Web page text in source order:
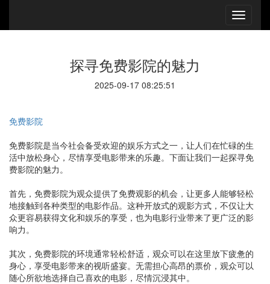
探寻免费影院的魅力
2025-09-17 08:25:51
免费影院
免费影院是当今社会备受欢迎的娱乐方式之一，让人们在忙碌的生
活中放松身心，尽情享受电影带来的乐趣。下面让我们一起探寻免
费影院的魅力。
首先，免费影院为观众提供了免费观影的机会，让更多人能够轻松
地接触到各种类型的电影作品。这种开放式的观影方式，不仅让大
众更容易获得文化和娱乐的享受，也为电影行业带来了更广泛的影
响力。
其次，免费影院的环境通常轻松舒适，观众可以在这里放下疲惫的
身心，享受电影带来的视听盛宴。无需担心高昂的票价，观众可以
随心所欲地选择自己喜欢的电影，尽情沉浸其中。